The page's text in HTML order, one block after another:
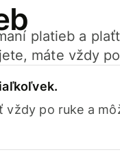
platieb a
máte vždy
vždy po ruke a